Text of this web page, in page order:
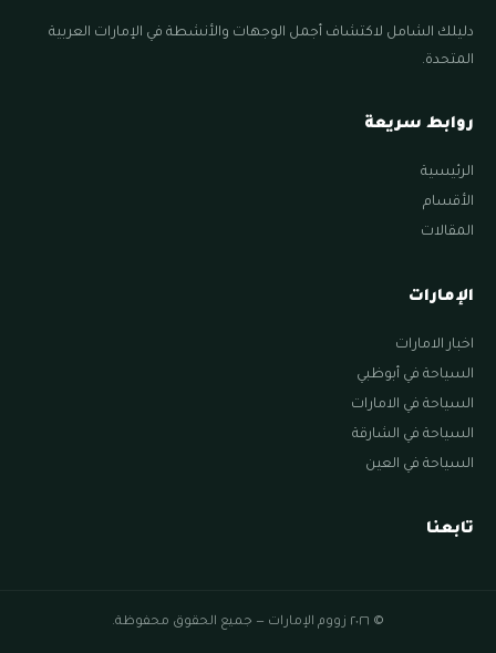
دليلك الشامل لاكتشاف أجمل الوجهات والأنشطة في الإمارات العربية
المتحدة.
روابط سريعة
الرئيسية
الأقسام
المقالات
الإمارات
اخبار الامارات
السياحة في أبوظبي
السياحة في الامارات
السياحة في الشارقة
السياحة في العين
تابعنا
© ٢٠٢٦ زووم الإمارات — جميع الحقوق محفوظة.